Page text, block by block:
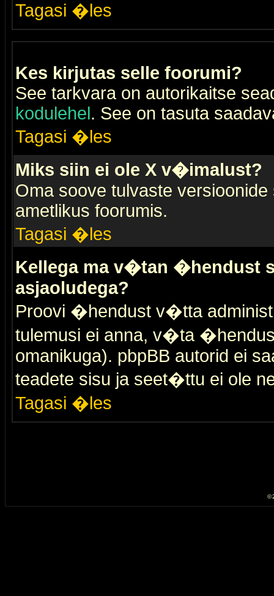
Tagasi �les
Kes kirjutas selle foorumi?
See tarkvara on autorikaitse
kodulehel. See on tasuta
Tagasi �les
Miks siin ei ole X v�imalust?
Oma soove tulvaste
ametlikus foorumis.
Tagasi �les
Kellega ma v�tan �hendust
asjaoludega?
Proovi �hendust v�tta
tulemusi ei anna, v�ta
omanikuga). pbpBB autorid ei
teadete sisu ja seet�ttu ei ole
Tagasi �les
©